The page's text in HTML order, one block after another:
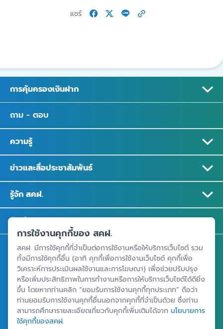
แชร์
การคุ้มครองเงินฝาก
ถาม - ตอบ
ความรู้
ข่าวและสื่อประชาสัมพันธ์
รู้จัก สคฝ.
ติดต่อ สคฝ.
สถาบันคุ้มครองเงินฝาก
อาคารเอสเจ อินฟินิท วัน บิสซิเนสคอมเพล็กซ์ ชั้น 25 - 27 เลขที่ 349
ถนนวิภาวดีรังสิต แขวงจอมพล เขตจตุจักร กรุงเทพฯ 10900
ศูนย์ข้อมูลคุ้มครองเงินฝาก
การใช้งานคุกกี้ของ สคฝ.
สคฝ. มีการใช้คุกกี้ที่จำเป็นต่อการใช้งานหรือให้บริการเว็บไซต์ รวม
ทั้งมีการใช้คุกกี้อื่น (อาทิ คุกกี้เพื่อการใช้งานเว็บไซต์ คุกกี้เพื่อ
วิเคราะห์การประเมินผลใช้งานและการโฆษณา) เพื่อช่วยปรับปรุง
หรือเพิ่มประสิทธิภาพในการทำงานหรือการให้บริการเว็บไซต์ได้ดียิ่ง
ขึ้น โดยหากท่านคลิก “ยอมรับการใช้งานคุกกี้ทุกประเภท” ถือว่า
ท่านยอมรับการใช้งานคุกกี้อื่นนอกจากคุกกี้ที่จำเป็นด้วย ซึ่งท่าน
สามารถศึกษารายละเอียดเกี่ยวกับคุกกี้เพิ่มเติมได้จาก นโยบายการ
ใช้คุกกี้ของสคฝ.